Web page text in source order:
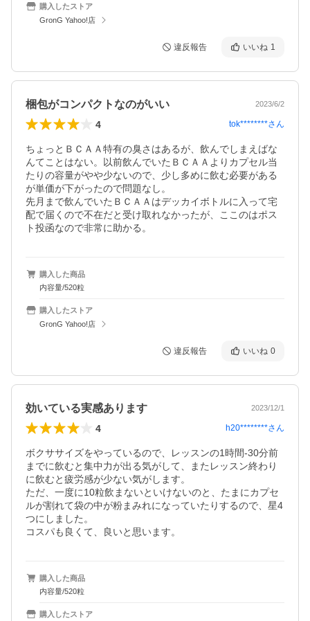
購入したストア
GronG Yahoo!店
違反報告 いいね 1
梱包がコンパクトなのがいい 2023/6/2
4 tok********さん
ちょっとＢＣＡＡ特有の臭さはあるが、飲んでしまえばな
んてことはない。以前飲んでいたＢＣＡＡよりカプセル当
たりの容量がやや少ないので、少し多めに飲む必要がある
が単価が下がったので問題なし。
先月まで飲んでいたＢＣＡＡはデッカイボトルに入って宅
配で届くので不在だと受け取れなかったが、ここのはポス
ト投函なので非常に助かる。
購入した商品
内容量/520粒
購入したストア
GronG Yahoo!店
違反報告 いいね 0
効いている実感あります 2023/12/1
4 h20********さん
ボクササイズをやっているので、レッスンの1時間-30分前
までに飲むと集中力が出る気がして、またレッスン終わり
に飲むと疲労感が少ない気がします。
ただ、一度に10粒飲まないといけないのと、たまにカプセ
ルが割れて袋の中が粉まみれになっていたりするので、星4
つにしました。
コスパも良くて、良いと思います。
購入した商品
内容量/520粒
購入したストア